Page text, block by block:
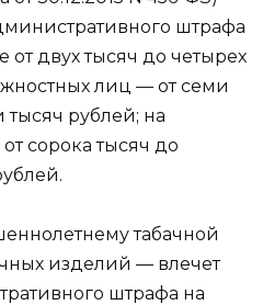
штрафа
от двух тысяч до четырех
лиц — от семи
рублей; на
сорока тысяч до
табачной
изделий — влечет
штрафа на